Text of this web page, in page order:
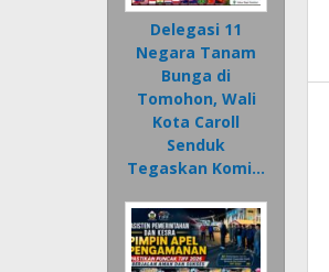
Delegasi 11
Negara Tanam
Bunga di
Tomohon, Wali
Kota Caroll
Senduk
Tegaskan Komi…